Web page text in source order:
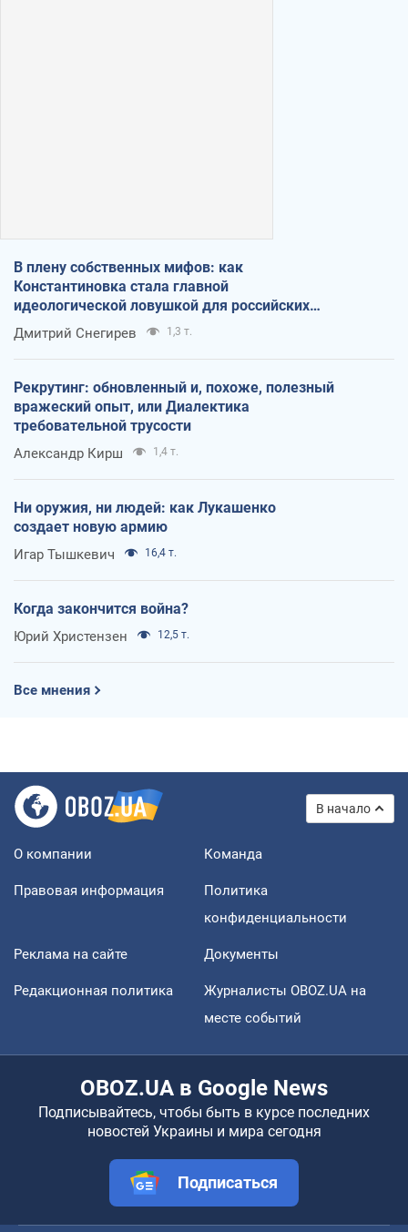
В плену собственных мифов: как
Константиновка стала главной
идеологической ловушкой для российских
оккупантов
Дмитрий Снегирев 1,3 т.
Рекрутинг: обновленный и, похоже, полезный
вражеский опыт, или Диалектика
требовательной трусости
Александр Кирш 1,4 т.
Ни оружия, ни людей: как Лукашенко
создает новую армию
Игар Тышкевич 16,4 т.
Когда закончится война?
Юрий Христензен 12,5 т.
Все мнения
В начало
О компании Команда
Правовая информация
Политика
конфиденциальности
Реклама на сайте Документы
Редакционная политика
Журналисты OBOZ.UA на
месте событий
OBOZ.UA в Google News
Подписывайтесь, чтобы быть в курсе последних
новостей Украины и мира сегодня
Подписаться